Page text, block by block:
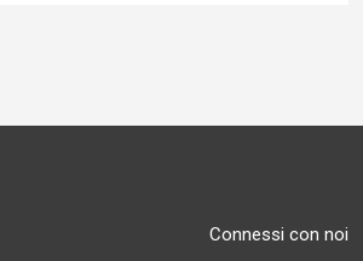
Connessi con noi